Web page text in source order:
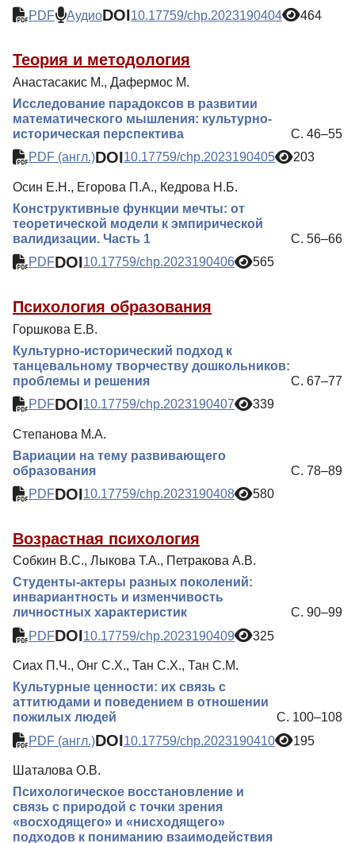
PDF
АудиоDOI10.17759/chp.2023190404 464
Теория и методология
Анастасакис М., Дафермос М.
Исследование парадоксов в развитии
математического мышления: культурно-
историческая перспектива
С. 46–55
PDF (англ.)DOI10.17759/chp.2023190405 203
Осин Е.Н., Егорова П.А., Кедрова Н.Б.
Конструктивные функции мечты: от
теоретической модели к эмпирической
валидизации. Часть 1
С. 56–66
PDFDOI10.17759/chp.2023190406 565
Психология образования
Горшкова Е.В.
Культурно-исторический подход к
танцевальному творчеству дошкольников:
проблемы и решения
С. 67–77
PDFDOI10.17759/chp.2023190407 339
Степанова М.А.
Вариации на тему развивающего
образования
С. 78–89
PDFDOI10.17759/chp.2023190408 580
Возрастная психология
Собкин В.С., Лыкова Т.А., Петракова А.В.
Студенты-актеры разных поколений:
инвариантность и изменчивость
личностных характеристик
С. 90–99
PDFDOI10.17759/chp.2023190409 325
Сиах П.Ч., Онг С.Х., Тан С.Х., Тан С.М.
Культурные ценности: их связь с
аттитюдами и поведением в отношении
пожилых людей
С. 100–108
PDF (англ.)DOI10.17759/chp.2023190410 195
Шаталова О.В.
Психологическое восстановление и
связь с природой с точки зрения
«восходящего» и «нисходящего»
подходов к пониманию взаимодействия